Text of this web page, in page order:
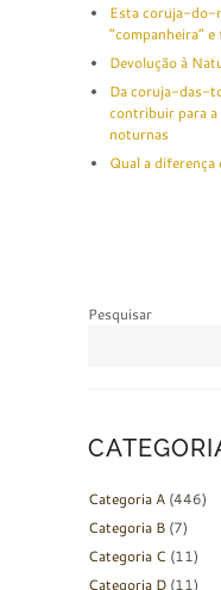
Esta coruja-do-
“companheira”
Devolução à
Da coruja-das-
contribuir para a
noturnas
Qual a diferença
Pesquisar
Categoria A (446)
Categoria B (7)
Categoria C (11)
Categoria D (11)